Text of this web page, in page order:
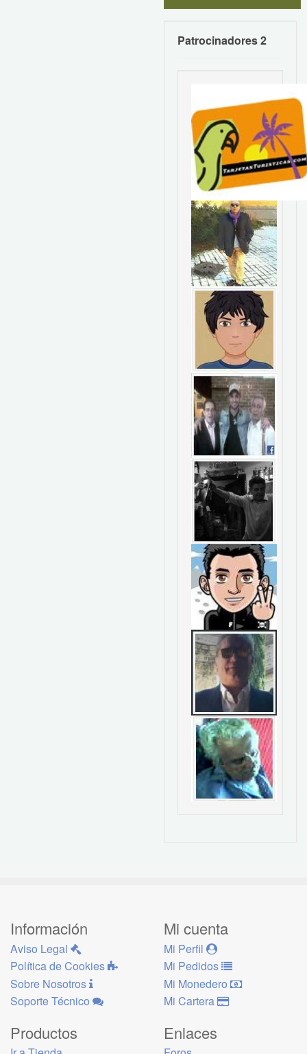
Patrocinadores 2
Información
Aviso Legal
Política de Cookies
Sobre Nosotros
Soporte Técnico
Mi cuenta
Mi Perfil
Mi Pedidos
Mi Monedero
Mi Cartera
Productos Enlaces